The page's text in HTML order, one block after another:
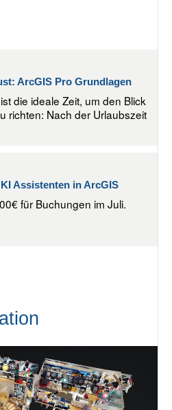
ArcGIS Pro Grundlagen
die ideale Zeit, um den Blick
richten: Nach der Urlaubszeit
Assistenten in ArcGIS
für Buchungen im Juli.